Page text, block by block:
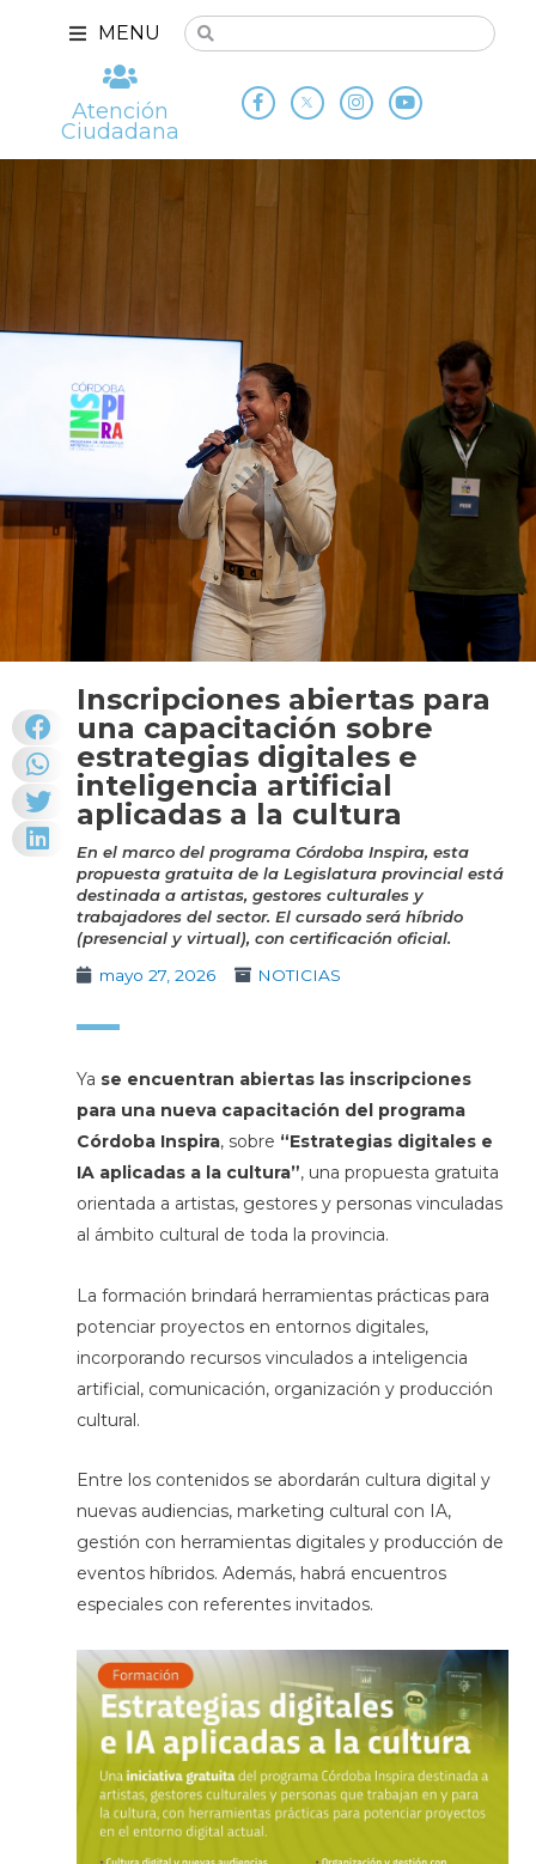
MENU
Atención
Ciudadana
Inscripciones abiertas para
una capacitación sobre
estrategias digitales e
inteligencia artificial
aplicadas a la cultura
En el marco del programa Córdoba Inspira, esta
propuesta gratuita de la Legislatura provincial está
destinada a artistas, gestores culturales y
trabajadores del sector. El cursado será híbrido
(presencial y virtual), con certificación oficial.
mayo 27, 2026
NOTICIAS
Ya se encuentran abiertas las inscripciones
para una nueva capacitación del programa
Córdoba Inspira, sobre “Estrategias digitales e
IA aplicadas a la cultura”, una propuesta gratuita
orientada a artistas, gestores y personas vinculadas
al ámbito cultural de toda la provincia.
La formación brindará herramientas prácticas para
potenciar proyectos en entornos digitales,
incorporando recursos vinculados a inteligencia
artificial, comunicación, organización y producción
cultural.
Entre los contenidos se abordarán cultura digital y
nuevas audiencias, marketing cultural con IA,
gestión con herramientas digitales y producción de
eventos híbridos. Además, habrá encuentros
especiales con referentes invitados.